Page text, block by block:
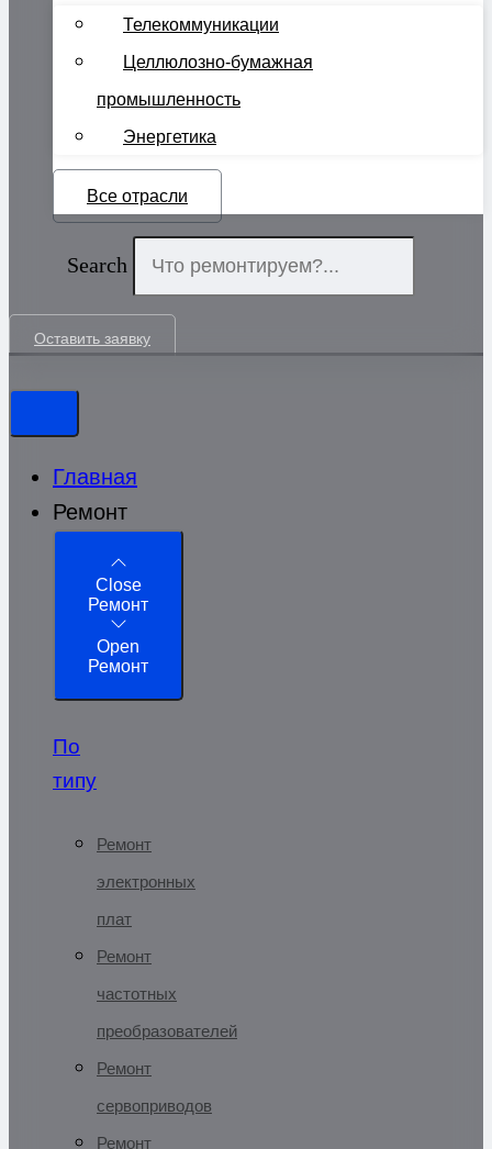
Телекоммуникации
Целлюлозно-бумажная
промышленность
Энергетика
Все отрасли
Search
Оставить заявку
Главная
Ремонт
Close
Ремонт
Open
Ремонт
По
типу
Ремонт
электронных
плат
Ремонт
частотных
преобразователей
Ремонт
сервоприводов
Ремонт